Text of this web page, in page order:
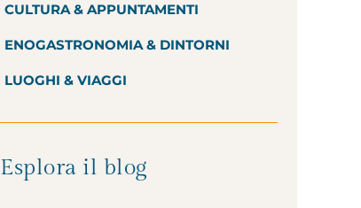
CULTURA & APPUNTAMENTI
ENOGASTRONOMIA & DINTORNI
LUOGHI & VIAGGI
Esplora il blog